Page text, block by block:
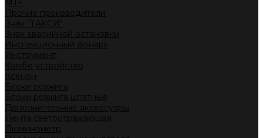
MTF
Прочие производители
Знак "ТАКСИ"
Знак аварийной остановки
Инспекционный фонарь
Инструмент
Комбо устройство
Ксенон
Блоки розжига
Блоки розжига штатные
Дополнительные аксессуары
Лента светоотражающая
Люминометр